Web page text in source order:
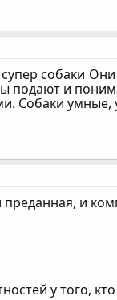
собаки Они
подают и
Собаки
и
у того,